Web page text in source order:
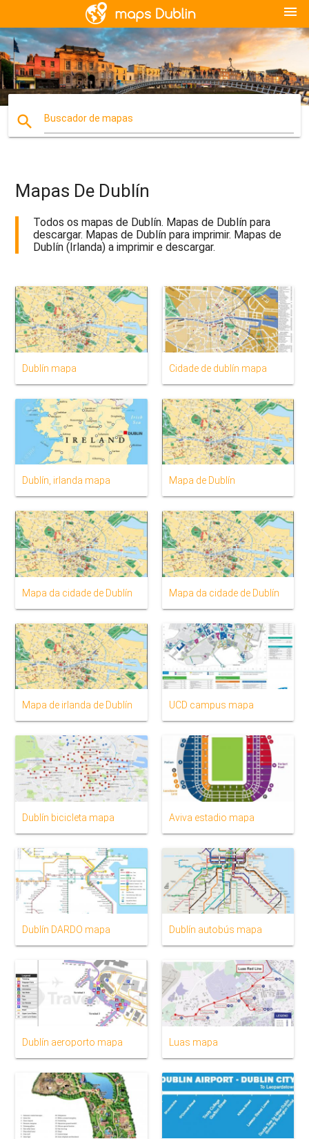
menu
search Buscador de mapas
Mapas De Dublín
Todos os mapas de Dublín. Mapas de Dublín para
descargar. Mapas de Dublín para imprimir. Mapas de
Dublín (Irlanda) a imprimir e descargar.
Dublín mapa Cidade de dublín mapa
Dublín, irlanda mapa Mapa de Dublín
Mapa da cidade de Dublín Mapa da cidade de Dublín
Mapa de irlanda de Dublín UCD campus mapa
Dublín bicicleta mapa Aviva estadio mapa
Dublín DARDO mapa Dublín autobús mapa
Dublín aeroporto mapa Luas mapa